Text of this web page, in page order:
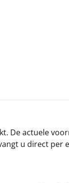
De actuele
u direct